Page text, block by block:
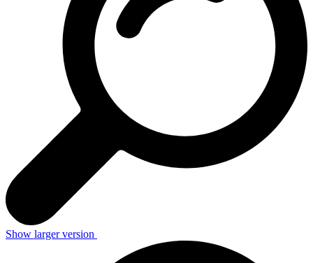
Show larger version